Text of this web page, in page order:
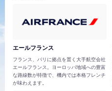
エールフランス
フランス、パリに拠点を置く大手航空会社
エールフランス。ヨーロッパ地域への豊富
な路線数が特徴で、機内では本格フレンチ
が味わえます。